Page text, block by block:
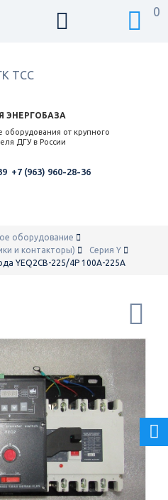
ЭНЕРГОБАЗА
от крупного
ДГУ в России
0
+7 (963) 960-28-36
оборудование
и контакторы)
Серия Y
YEQ2CB-225/4P 100A-225A